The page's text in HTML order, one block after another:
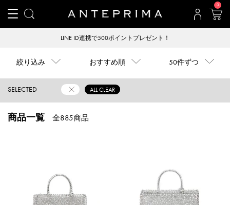
0
LINE ID連携で500ポイントプレゼント！
絞り込み おすすめ順 50件ずつ
SELECTED ALL CLEAR
商品一覧 全885商品